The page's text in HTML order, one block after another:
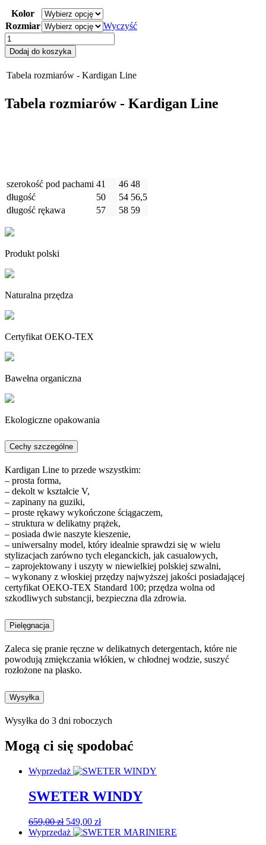
Kolor
Rozmiar
Wyczyść
ilość
KARDIGAN
LINE
Dodaj do koszyka
Tabela rozmiarów - Kardigan Line
Tabela rozmiarów - Kardigan Line
szerokość pod pachami 41 46 48
długość
50 54 56,5
długość rękawa
57 58 59
Produkt polski
Naturalna przędza
Certyfikat OEKO-TEX
Bawełna organiczna
Ekologiczne opakowania
Cechy szczególne
Kardigan Line to przede wszystkim:
– prosta forma,
– dekolt w kształcie V,
– zapinany na guziki,
– proste rękawy wykończone ściągaczem,
– struktura w delikatny prążek,
– posiada dwie naszyte kieszenie,
– uniwersalny model, który idealnie sprawdzi się w wielu
stylizacjach zarówno tych eleganckich, jak casualowych,
– zaprojektowany i uszyty w niewielkiej polskiej szwalni,
– wykonany z włoskiej przędzy najwyższej jakości posiadającej
certyfikat OEKO-TEX Standard 100; przędza wolna od
szkodliwych substancji, bezpieczna dla zdrowia.
Pielęgnacja
Zaleca się pranie ręczne w delikatnych detergentach, które nie
powodują zmiękczania włókien, w chłodnej wodzie, suszyć
rozłożone na płasko.
Wysyłka
Wysyłka do 3 dni roboczych
Mogą ci się spodobać
Wyprzedaż
SWETER WINDY
659,00zł Pierwotna
cena
549,00 złAktualna
cena
Ten
produkt
Wyprzedaż